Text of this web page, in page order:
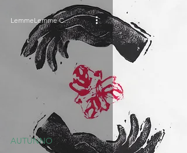
AUTUNNO
LemmeLemme Collective